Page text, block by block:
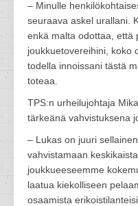
– Minulle
seuraava askel urallani.
enkä malta odottaa, että
joukkuetovereihini, koko
todella innoissani tästä
toteaa.
TPS:n urheilujohtaja
tärkeänä vahvistuksena
– Lukas on juuri
vahvistamaan
joukkueeseemme
laatua kiekolliseen
osaamista